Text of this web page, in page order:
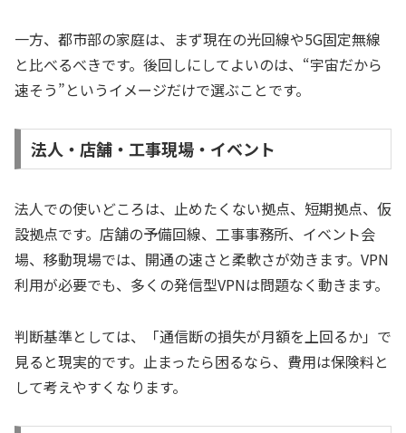
一方、都市部の家庭は、まず現在の光回線や5G固定無線
と比べるべきです。後回しにしてよいのは、“宇宙だから
速そう”というイメージだけで選ぶことです。
法人・店舗・工事現場・イベント
法人での使いどころは、止めたくない拠点、短期拠点、仮
設拠点です。店舗の予備回線、工事事務所、イベント会
場、移動現場では、開通の速さと柔軟さが効きます。VPN
利用が必要でも、多くの発信型VPNは問題なく動きます。
判断基準としては、「通信断の損失が月額を上回るか」で
見ると現実的です。止まったら困るなら、費用は保険料と
して考えやすくなります。